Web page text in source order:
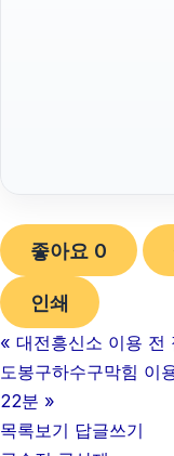
좋아요 0
인쇄
« 대전흥신소 이용
도봉구하수구막힘 이
22분 »
목록보기 답글쓰기